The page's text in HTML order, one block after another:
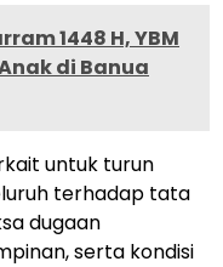
1448 H, YBM
di Banua
untuk turun
terhadap tata
dugaan
serta kondisi